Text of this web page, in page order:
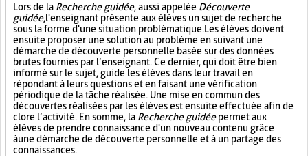
Lors de la Recherche guidée, aussi appelée Découverte
guidée, l'enseignant présente aux élèves un sujet de recherche
sous la forme d'une situation problématique. Les élèves doivent
ensuite proposer une solution au problème en suivant une
démarche de découverte personnelle basée sur des données
brutes fournies par l’enseignant. Ce dernier, qui doit être bien
informé sur le sujet, guide les élèves dans leur travail en
répondant à leurs questions et en faisant une vérification
périodique de la tâche réalisée. Une mise en commun des
découvertes réalisées par les élèves est ensuite effectuée afin de
clore l’activité. En somme, la Recherche guidéepermet aux
élèves de prendre connaissance d'un nouveau contenu grâce
à une démarche de découverte personnelle et à un partage des
connaissances.